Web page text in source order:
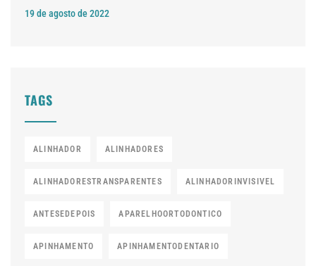
19 de agosto de 2022
TAGS
ALINHADOR ALINHADORES
ALINHADORESTRANSPARENTES ALINHADORINVISIVEL
ANTESEDEPOIS APARELHOORTODONTICO
APINHAMENTO APINHAMENTODENTARIO